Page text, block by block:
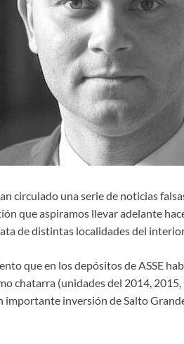
circulado una serie de noticias
que aspiramos llevar adelante
de distintas localidades del
que en los depósitos de ASSE
chatarra (unidades del 2014,
importante inversión de Salto